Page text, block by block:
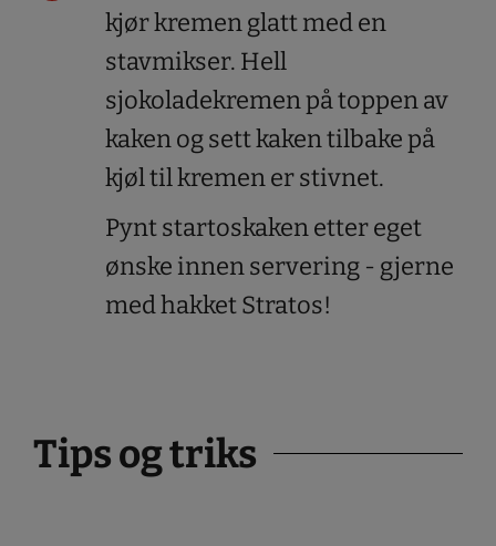
kjør kremen glatt med en
stavmikser. Hell
sjokoladekremen på toppen av
kaken og sett kaken tilbake på
kjøl til kremen er stivnet.
Pynt startoskaken etter eget
ønske innen servering - gjerne
med hakket Stratos!
Tips og triks